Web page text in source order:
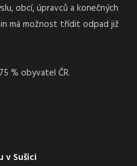
obcí, úpravců a konečných
má možnost třídit odpad již
% obyvatel ČR.
v Sušici